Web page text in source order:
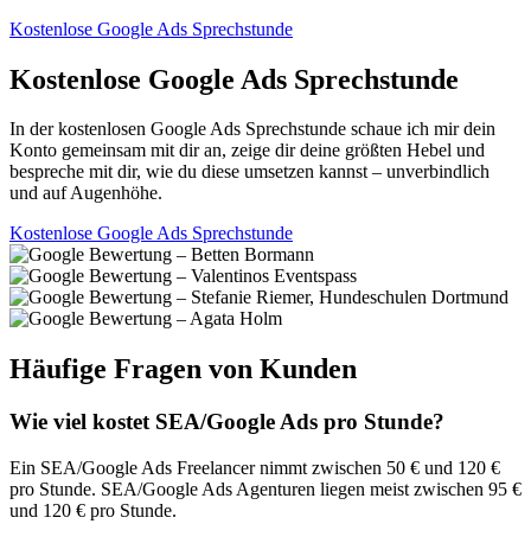
Kostenlose Google Ads Sprechstunde
Kostenlose Google Ads Sprechstunde
In der kostenlosen Google Ads Sprechstunde schaue ich mir dein
Konto gemeinsam mit dir an, zeige dir deine größten Hebel und
bespreche mit dir, wie du diese umsetzen kannst – unverbindlich
und auf Augenhöhe.
Kostenlose Google Ads Sprechstunde
Häufige Fragen von Kunden
Wie viel kostet SEA/Google Ads pro Stunde?
Ein SEA/Google Ads Freelancer nimmt zwischen 50 € und 120 €
pro Stunde. SEA/Google Ads Agenturen liegen meist zwischen 95 €
und 120 € pro Stunde.